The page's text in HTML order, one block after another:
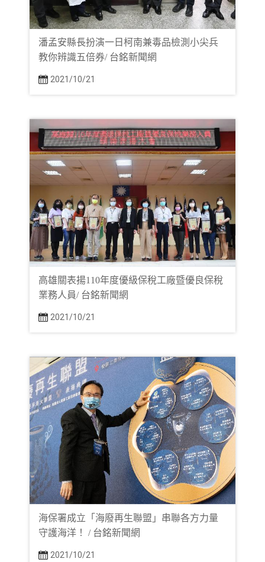
潘孟安縣長扮演一日柯南兼毒品檢測小尖兵
教你辨識五倍券/ 台銘新聞網
2021/10/21
高雄關表揚110年度優級保稅工廠暨優良保稅
業務人員/ 台銘新聞網
2021/10/21
海保署成立「海廢再生聯盟」串聯各方力量
守護海洋！ / 台銘新聞網
2021/10/21